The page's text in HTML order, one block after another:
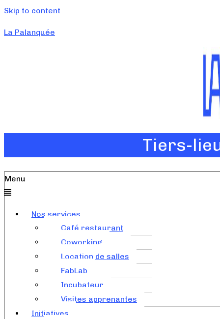
Skip to content
La Palanquée
Tiers-
Menu
Nos services
Café restaurant
Coworking
Location de salles
FabLab
Incubateur
Visites apprenantes
Initiatives